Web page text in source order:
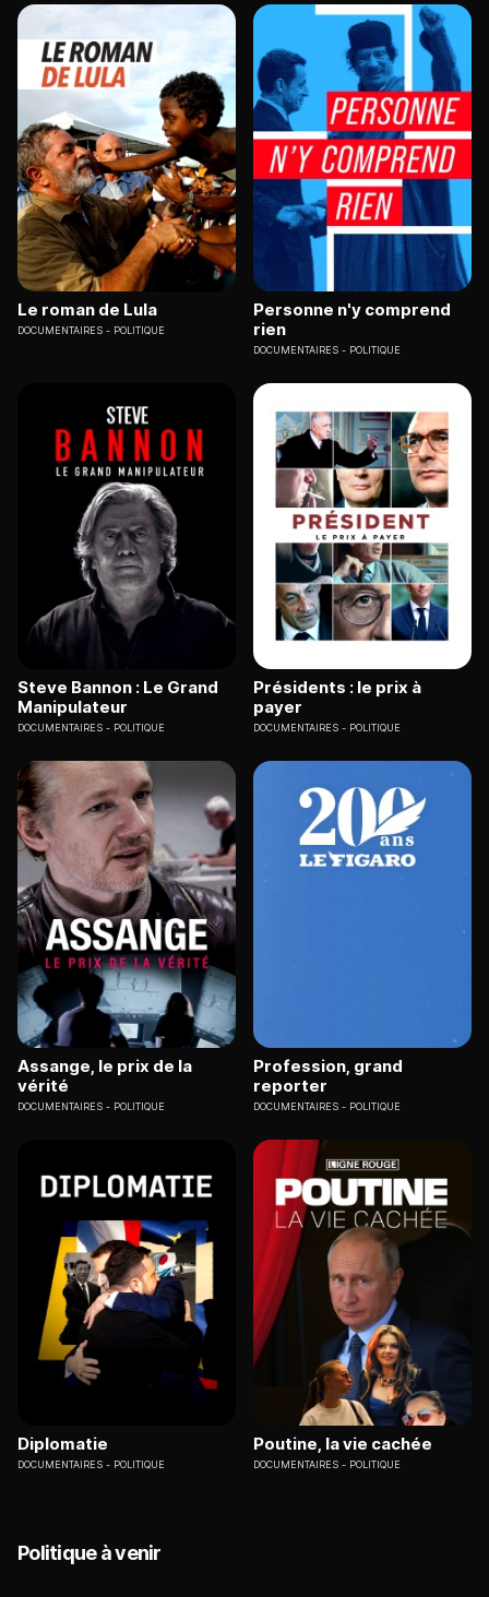
Le roman de Lula
DOCUMENTAIRES POLITIQUE
Personne n'y comprend
rien
DOCUMENTAIRES POLITIQUE
Steve Bannon : Le Grand
Manipulateur
DOCUMENTAIRES POLITIQUE
Présidents : le prix à
payer
DOCUMENTAIRES POLITIQUE
Assange, le prix de la
vérité
DOCUMENTAIRES POLITIQUE
Profession, grand
reporter
DOCUMENTAIRES POLITIQUE
Diplomatie
DOCUMENTAIRES POLITIQUE
Poutine, la vie cachée
DOCUMENTAIRES POLITIQUE
Politique à venir